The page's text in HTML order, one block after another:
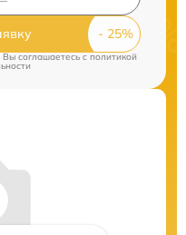
соглашаетесь c политикой